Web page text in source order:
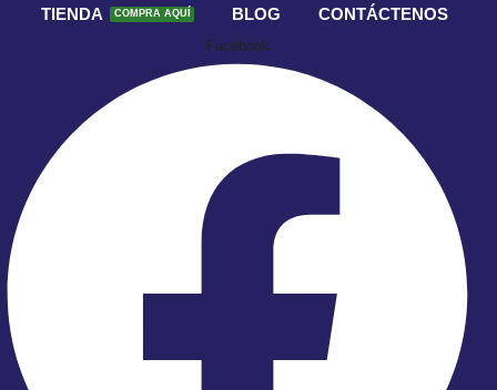
TIENDA COMPRA AQUÍ BLOG CONTÁCTENOS
Facebook